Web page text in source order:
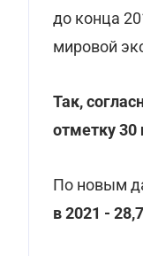
до конца
мировой
Так,
отметку 30
По новым
в 2021 -